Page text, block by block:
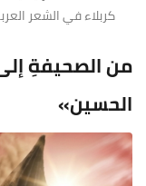
كربلاء في الشعر
من الصحيفةِ
الحسين»